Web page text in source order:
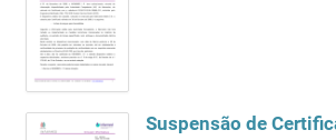
Suspensão de